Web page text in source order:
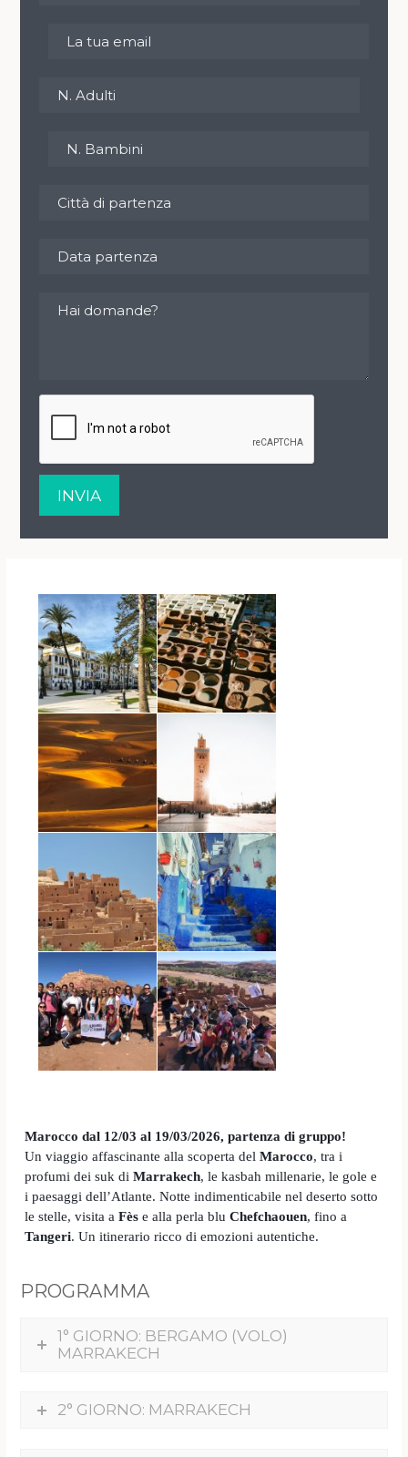
Marocco dal 12/03 al 19/03/2026, partenza di gruppo!
Un viaggio affascinante alla scoperta delMarocco, tra i
profumi dei suk diMarrakech, le kasbah millenarie, le gole e
i paesaggi dell’Atlante. Notte indimenticabile nel deserto sotto
le stelle, visita aFèse alla perla bluChefchaouen, fino a
Tangeri. Un itinerario ricco di emozioni autentiche.
PROGRAMMA
1° GIORNO: BERGAMO (VOLO)
MARRAKECH
2° GIORNO: MARRAKECH